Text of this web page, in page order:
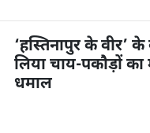
‘हस्तिनापुर के वीर’
लिया चाय-पकौड़ों
धमाल